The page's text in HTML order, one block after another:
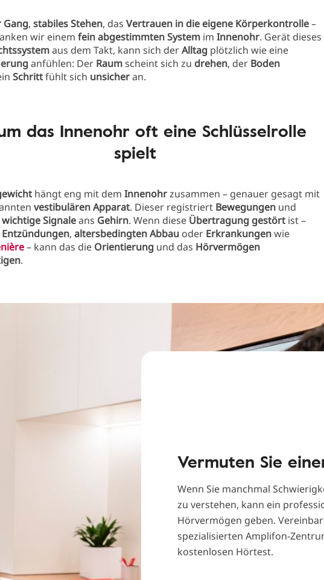
Gang, stabiles Stehen, das Vertrauen in die eigene Körperkontrolle–
wir einem fein abgestimmten System im Innenohr. Gerät dieses
aus dem Takt, kann sich derAlltag plötzlich wie eine
anfühlen: Der Raumscheint sich zu drehen, der Boden
Schrittfühlt sich unsicheran.
das Innenohr oft eine Schlüsselrolle
spielt
hängt eng mit dem Innenohrzusammen – genauer gesagt mit
vestibulären Apparat. Dieser registriert Bewegungen und
wichtige Signaleans Gehirn. Wenn diese Übertragung gestört ist –
Entzündungen, altersbedingten Abbau oder Erkrankungenwie
– kann das die Orientierung und das Hörvermögen
.
Vermuten Sie
Wenn Sie manchmal
zu verstehen, kann ein
Hörvermögen geben.
spezialisierten Amplifon-
kostenlosen Hörtest.